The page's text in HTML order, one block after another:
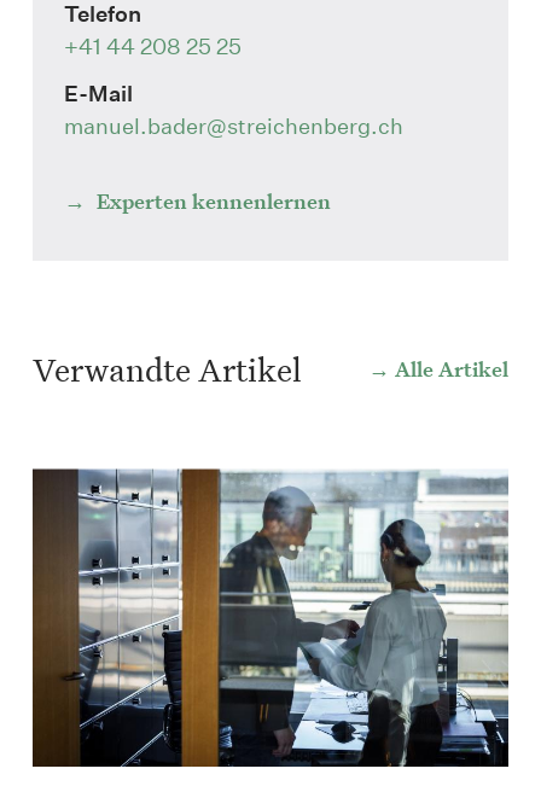
Telefon
+41 44 208 25 25
E-Mail
manuel.bader@streichenberg.ch
Experten kennenlernen
Verwandte Artikel Alle Artikel